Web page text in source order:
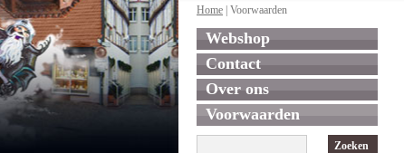
Home | Voorwaarden
Webshop
Contact
Over ons
Voorwaarden
Zoeken